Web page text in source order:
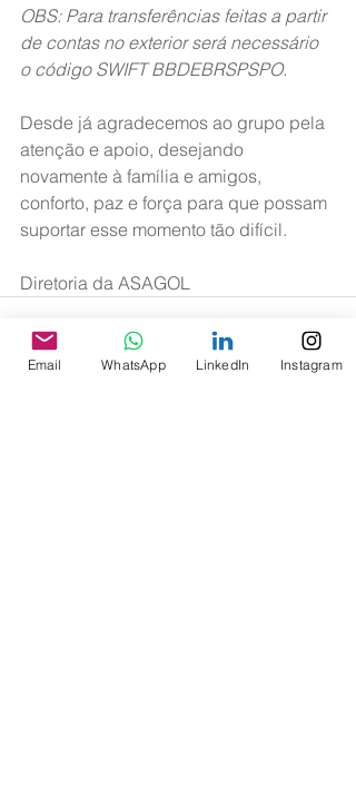
OBS: Para transferências feitas a partir
de contas no exterior será necessário
o código SWIFT BBDEBRSPSPO.
Desde já agradecemos ao grupo pela
atenção e apoio, desejando
novamente à família e amigos,
conforto, paz e força para que possam
suportar esse momento tão difícil.
Diretoria da ASAGOL
Email WhatsApp LinkedIn Instagram